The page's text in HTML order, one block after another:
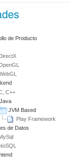
de Producto
C++
Java
JVM Based
Play Framework
de Datos